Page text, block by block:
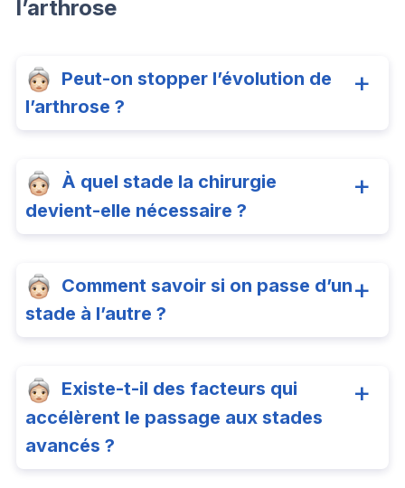
l’arthrose
Peut-on stopper l’évolution de
l’arthrose ?
À quel stade la chirurgie
devient-elle nécessaire ?
Comment savoir si on passe d’un
stade à l’autre ?
Existe-t-il des facteurs qui
accélèrent le passage aux stades
avancés ?